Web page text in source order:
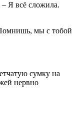
Я всё сложила.
мы с тобой
сумку на
нервно